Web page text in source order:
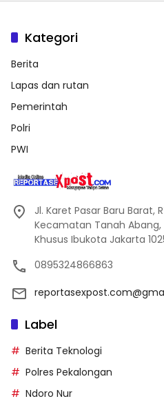
Kategori
Berita
Lapas dan rutan
Pemerintah
Polri
PWI
Jl. Karet Pasar Baru Barat,
Kecamatan Tanah
Khusus Ibukota Jakarta
0895324866863
Label
Berita Teknologi
Polres Pekalongan
Ndoro Nur